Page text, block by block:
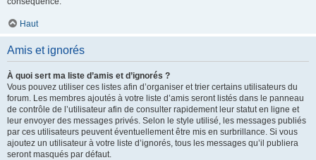
Haut
Amis et ignorés
À quoi sert ma liste d’amis et d’ignorés ?
Vous pouvez utiliser ces listes afin d’organiser et trier certains utilisateurs du
forum. Les membres ajoutés à votre liste d’amis seront listés dans le panneau
de contrôle de l’utilisateur afin de consulter rapidement leur statut en ligne et
leur envoyer des messages privés. Selon le style utilisé, les messages publiés
par ces utilisateurs peuvent éventuellement être mis en surbrillance. Si vous
ajoutez un utilisateur à votre liste d’ignorés, tous les messages qu’il publiera
seront masqués par défaut.